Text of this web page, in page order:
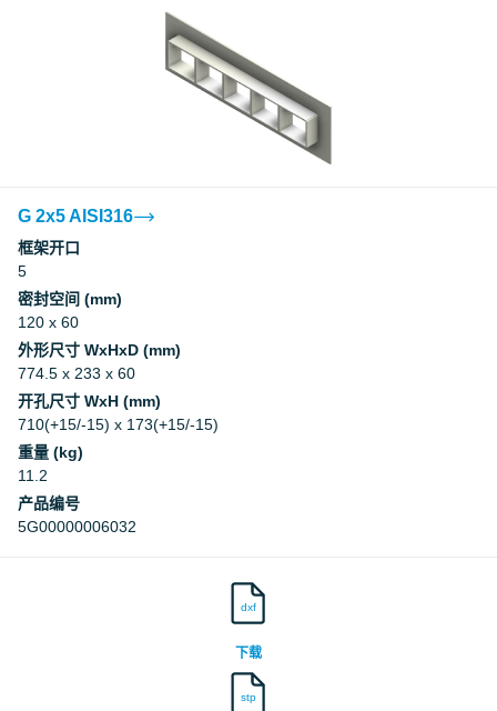
G 2x5 AISI316
框架开口
5
密封空间 (mm)
120 x 60
外形尺寸 WxHxD (mm)
774.5 x 233 x 60
开孔尺寸 WxH (mm)
710(+15/-15) x 173(+15/-15)
重量 (kg)
11.2
产品编号
5G00000006032
dxf
下载
stp